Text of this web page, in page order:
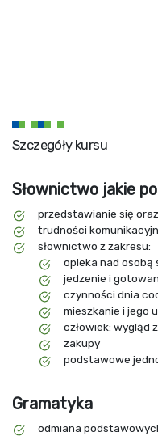
Szczegóły kursu
Słownictwo jakie
przedstawianie się
trudności
słownictwo z zakresu:
opieka nad osobą
jedzenie i
czynności dnia
mieszkanie i jego
człowiek: wygląd
zakupy
podstawowe
Gramatyka
odmiana